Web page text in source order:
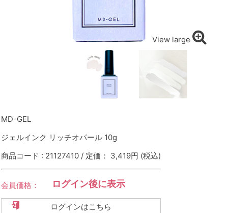
View large
MD-GEL
ジェルインク リッチオパール 10g
商品コード : 21127410 / 定価： 3,419円 (税込)
会員価格： ログイン後に表示
ログインはこちら